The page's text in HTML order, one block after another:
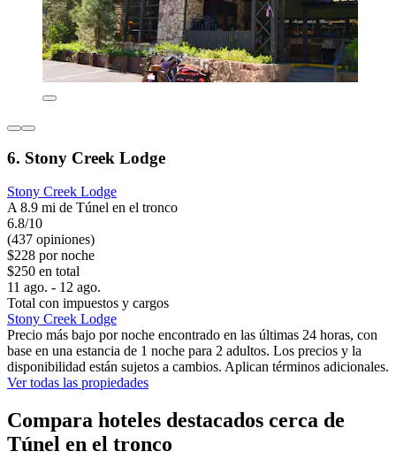
6. Stony Creek Lodge
Stony Creek Lodge
A 8.9 mi de Túnel en el tronco
6.8/10
(437 opiniones)
$228 por noche
$250 en total
11 ago. - 12 ago.
Total con impuestos y cargos
Stony Creek Lodge
Precio más bajo por noche encontrado en las últimas 24 horas, con
base en una estancia de 1 noche para 2 adultos. Los precios y la
disponibilidad están sujetos a cambios. Aplican términos adicionales.
Ver todas las propiedades
Compara hoteles destacados cerca de
Túnel en el tronco